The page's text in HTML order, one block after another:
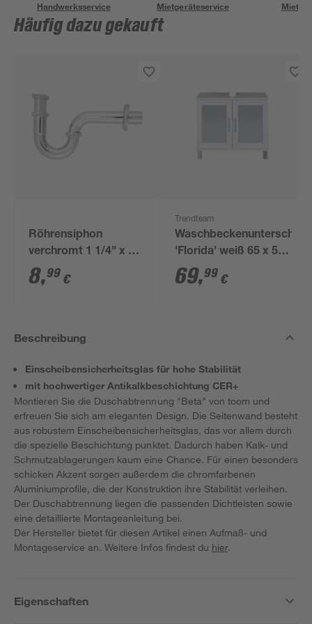
Handwerksservice Mietgeräteservice
Häufig dazu gekauft
Röhrensiphon
verchromt 1 1/4" x 32
mm
8,99 €
Trendteam
'Florida' weiß 65 x 56
x 33 cm
69,99 €
Beschreibung
Einscheibensicherheitsglas für hohe Stabilität
mit hochwertiger Antikalkbeschichtung CER+
Montieren Sie die Duschabtrennung "Beta" von toom und
erfreuen Sie sich am eleganten Design. Die Seitenwand besteht
aus robustem Einscheibensicherheitsglas, das vor allem durch
die spezielle Beschichtung punktet. Dadurch haben Kalk- und
Schmutzablagerungen kaum eine Chance. Für einen besonders
schicken Akzent sorgen außerdem die chromfarbenen
Aluminiumprofile, die der Konstruktion ihre Stabilität verleihen.
Der Duschabtrennung liegen die passenden Dichtleisten sowie
eine detaillierte Montageanleitung bei.
Der Hersteller bietet für diesen Artikel einen Aufmaß- und
Montageservice an. Weitere Infos findest du hier.
Eigenschaften